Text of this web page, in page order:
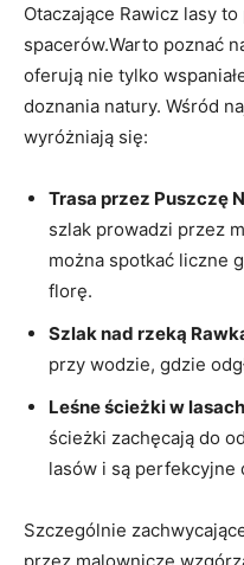
Otaczające Rawicz lasy
spacerów.Warto poznać
oferują nie tylko
doznania natury. Wśród
wyróżniają się:
Trasa przez Puszczę
szlak prowadzi przez
można spotkać liczne
florę.
Szlak nad rzeką
przy wodzie, gdzie
Leśne ścieżki w
ścieżki zachęcają do
lasów i są perfekcyjne
Szczególnie